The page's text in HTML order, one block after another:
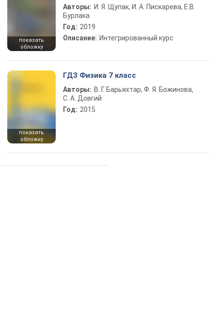
показать
обложку
Авторы: И. Я. Щупак, И. А. Пискарева, Е.В.
Бурлака
Год: 2019
Описание: Интегрированный курс
показать
обложку
ГДЗ Физика 7 класс
Авторы: В. Г. Барьяхтар, Ф. Я. Божинова,
С. А. Довгий
Год: 2015